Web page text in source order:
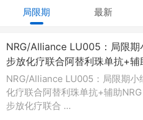
局限期 最新
NRG/Alliance LU005：局限期
步放化疗联合阿替利珠单抗+辅
NRG/Alliance LU005：局限期小
化疗联合阿替利珠单抗+辅助
步放化疗联合 ...